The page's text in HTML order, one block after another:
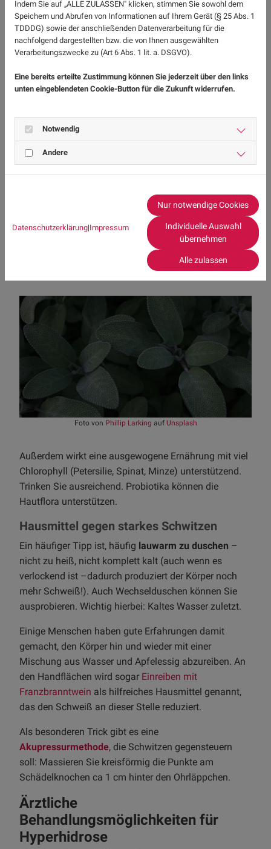
unter Irritationen und anderen Hautproblemen
zusätzlich zu starkem Schwitzen leiden, lohnt sich
vielleicht ein Besuch beim Dermatologen/der
Dermatologin.
Thema Ernährung: Wie Ihr Lebensstil das
Schwitzen beeinflussen kann
Nikotin haben eine schweißtreibende Wirkung
Ebenso sollten Sie auf sehr scharfe Lebensmittel
(Chili, Ingwer und Co.) verzichten. Übergewicht ist ein
weiterer wichtiger Faktor, der zu übermäßigem
ist ein bewährtes Mittel, das die
Schweißproduktion hemmt. Bereiten Sie ihn als Tee zu
in Ihrer Apotheke nach
. Wichtig: Wenden Sie Salbei nicht
dauerhaft und nicht während der Schwangerschaft an.
Foto von Phillip Larking auf Unsplash
Außerdem wirkt eine ausgewogene Ernährung mit viel
Chlorophyll (Petersilie, Spinat, Minze) unterstützend.
Trinken Sie ausreichend. Probiotika können die
Hautflora unterstützen.
Hausmittel gegen starkes Schwitzen
Ein häufiger Tipp ist, häufig lauwarm zu duschen –
nicht zu heiß, nicht komplett kalt (auch wenn es
verlockend ist –dadurch produziert der Körper noch
mehr Schweiß!). Auch Wechselduschen können Sie
ausprobieren. Wichtig hierbei: Kaltes Wasser zuletzt.
Einige Menschen haben gute Erfahrungen damit
gemacht, den Körper hin und wieder mit einer
Mischung aus Wasser und Apfelessig abzureiben. An
den Handflächen wird sogar Einreiben mit
Franzbranntwein als hilfreiches Hausmittel genannt,
das den Schweiß an dieser Stelle reduziert.
Als besonderen Trick gibt es eine
Akupressurmethode, die Schwitzen gegensteuern
soll: Massieren Sie kreisförmig die Punkte am
Schädelknochen ca 1 cm hinter den Ohrläppchen.
Ärztliche
Behandlungsmöglichkeiten für
Hyperhidrose
Indem Sie auf „ALLE ZULASSEN" klicken, stimmen Sie sowohl dem
Speichern und Abrufen von Informationen auf Ihrem Gerät (§ 25 Abs. 1
TDDDG) sowie der anschließenden Datenverarbeitung für die
nachfolgend dargestellten bzw. die von Ihnen ausgewählten
Verarbeitungszwecke zu (Art 6 Abs. 1 lit. a. DSGVO).
Eine bereits erteilte Zustimmung können Sie jederzeit über den links
unten eingeblendeten Cookie-Button für die Zukunft widerrufen.
Notwendig
Andere
Datenschutzerklärung|Impressum
Nur notwendige Cookies
Individuelle Auswahl
übernehmen
Alle zulassen